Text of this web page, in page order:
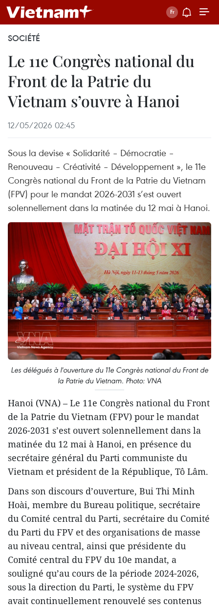
SOCIÉTÉ
Le 11e Congrès national du
Front de la Patrie du
Vietnam s’ouvre à Hanoi
12/05/2026 02:45
Sous la devise « Solidarité – Démocratie –
Renouveau – Créativité – Développement », le 11e
Congrès national du Front de la Patrie du Vietnam
(FPV) pour le mandat 2026-2031 s’est ouvert
solennellement dans la matinée du 12 mai à Hanoi.
Les délégués à l'ouverture du 11e Congrès national du Front de
la Patrie du Vietnam. Photo: VNA
Hanoi (VNA) – Le 11e Congrès national du Front
de la Patrie du Vietnam (FPV) pour le mandat
2026-2031 s’est ouvert solennellement dans la
matinée du 12 mai à Hanoi, en présence du
secrétaire général du Parti communiste du
Vietnam et président de la République, Tô Lâm.
Dans son discours d’ouverture, Bui Thi Minh
Hoài, membre du Bureau politique, secrétaire
du Comité central du Parti, secrétaire du Comité
du Parti du FPV et des organisations de masse
au niveau central, ainsi que présidente du
Comité central du FPV du 10e mandat, a
souligné qu’au cours de la période 2024-2026,
sous la direction du Parti, le système du FPV
avait continuellement renouvelé ses contenus